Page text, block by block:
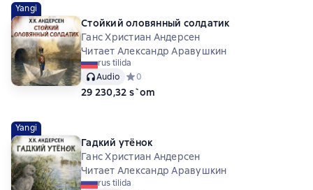
Yangi
Стойкий оловянный солдатик
Ганс Христиан Андерсен
Читает Александр Аравушкин
rus tilida
Audio
Средний рейтинг 0 на основе 0 оценок
0
29 230,32 s`om
Yangi
Гадкий утёнок
Ганс Христиан Андерсен
Читает Александр Аравушкин
rus tilida